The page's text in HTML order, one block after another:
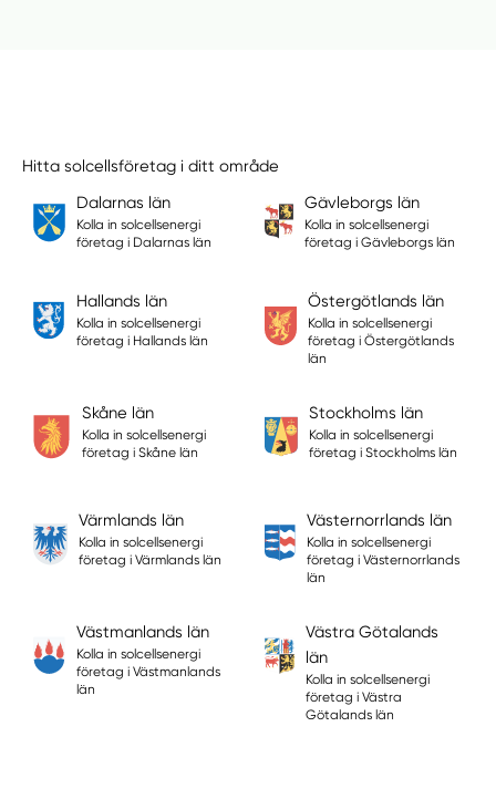
Hitta solcellsföretag i ditt område
Dalarnas län
Kolla in solcellsenergi
företag i Dalarnas län
Gävleborgs län
Kolla in solcellsenergi
företag i Gävleborgs län
Hallands län
Kolla in solcellsenergi
företag i Hallands län
Östergötlands län
Kolla in solcellsenergi
företag i Östergötlands
län
Skåne län
Kolla in solcellsenergi
företag i Skåne län
Stockholms län
Kolla in solcellsenergi
företag i Stockholms län
Värmlands län
Kolla in solcellsenergi
företag i Värmlands län
Västernorrlands län
Kolla in solcellsenergi
företag i Västernorrlands
län
Västmanlands län
Kolla in solcellsenergi
företag i Västmanlands
län
Västra Götalands
län
Kolla in solcellsenergi
företag i Västra
Götalands län